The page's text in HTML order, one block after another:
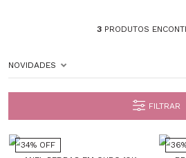
3PRODUTOS
NOVIDADES
FILTRAR
34% OFF